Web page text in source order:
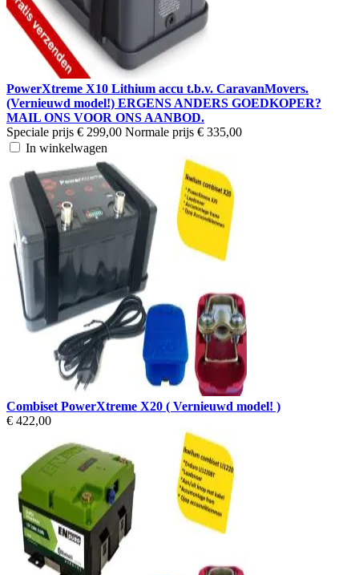
PowerXtreme X10 Lithium accu t.b.v. CaravanMovers.
(Vernieuwd model!) ERGENS ANDERS GOEDKOPER?
MAIL ONS VOOR ONS AANBOD.
Speciale prijs € 299,00 Normale prijs € 335,00
In winkelwagen
Combiset PowerXtreme X20 ( Vernieuwd model! )
€ 422,00